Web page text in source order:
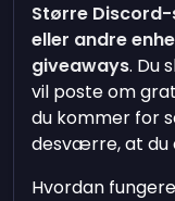
Større
eller andre
giveaways. Du
vil poste om
du kommer for
desværre, at du
Hvordan